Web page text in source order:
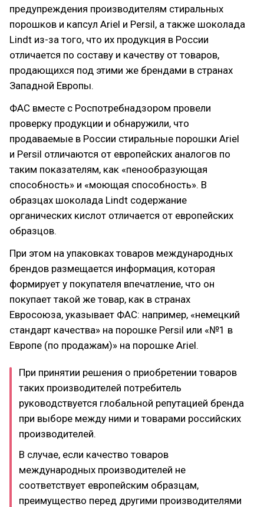
предупреждения производителям стиральных
порошков и капсул Ariel и Persil, а также шоколада
Lindt из-за того, что их продукция в России
отличается по составу и качеству от товаров,
продающихся под этими же брендами в странах
Западной Европы.
ФАС вместе с Роспотребнадзором провели
проверку продукции и обнаружили, что
продаваемые в России стиральные порошки Ariel
и Persil отличаются от европейских аналогов по
таким показателям, как «пенообразующая
способность» и «моющая способность». В
образцах шоколада Lindt содержание
органических кислот отличается от европейских
образцов.
При этом на упаковках товаров международных
брендов размещается информация, которая
формирует у покупателя впечатление, что он
покупает такой же товар, как в странах
Евросоюза, указывает ФАС: например, «немецкий
стандарт качества» на порошке Persil или «№1 в
Европе (по продажам)» на порошке Ariel.
При принятии решения о приобретении товаров
таких производителей потребитель
руководствуется глобальной репутацией бренда
при выборе между ними и товарами российских
производителей.
В случае, если качество товаров
международных производителей не
соответствует европейским образцам,
преимущество перед другими производителями